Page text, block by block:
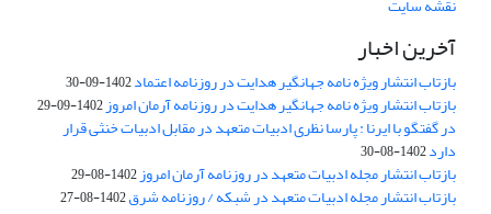
نقشه سایت
آخرین اخبار
بازتاب انتشار ویژه نامه جهانگیر هدایت در روزنامه اعتماد1402-09-30
بازتاب انتشار ویژه نامه جهانگیر هدایت در روزنامه آرمان امروز1402-09-29
در گفتگو با ایرنا : پارسا نظری ادبیات متعهد در مقابل ادبیات خنثی قرار
دارد1402-08-30
بازتاب انتشار مجله ادبیات متعهد در روزنامه آرمان امروز1402-08-29
بازتاب انتشار مجله ادبیات متعهد در شبکه / روزنامه شرق1402-08-27